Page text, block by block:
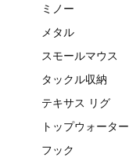
ミノー
メタル
スモールマウス
タックル収納
テキサス リグ
トップウォーター
フック